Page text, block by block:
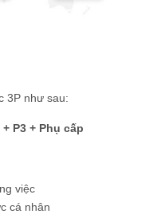
3P như sau:
P3 + Phụ cấp
việc
cá nhân